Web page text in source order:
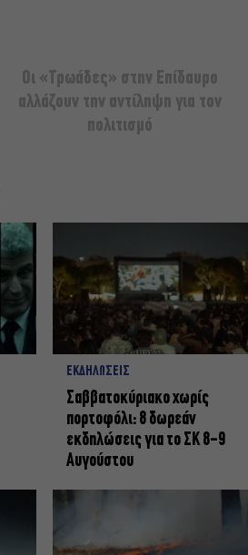
Οι «Τρωάδες» στην Επίδαυρο
αλλάζουν την αντίληψη για τον
πολιτισμό
ΕΚΔΗΛΩΣΕΙΣ
Σαββατοκύριακο χωρίς
πορτοφόλι: 8 δωρεάν
εκδηλώσεις για το ΣΚ 8-9
Αυγούστου